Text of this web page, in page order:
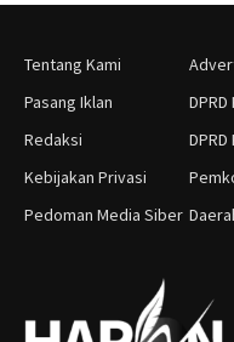
Tentang Kami
Pasang Iklan
Redaksi
Kebijakan Privasi
Pedoman Media Siber